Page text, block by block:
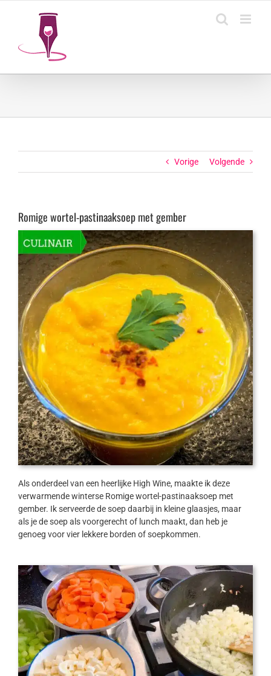
Vorige Volgende
Romige wortel-pastinaaksoep met gember
Als onderdeel van een heerlijke High Wine, maakte ik deze
verwarmende winterse Romige wortel-pastinaaksoep met
gember. Ik serveerde de soep daarbij in kleine glaasjes, maar
als je de soep als voorgerecht of lunch maakt, dan heb je
genoeg voor vier lekkere borden of soepkommen.